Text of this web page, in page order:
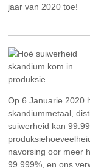
jaar van 2020 toe!
Op 6 Januarie 2020
skandiummetaal,
suiwerheid kan
navorsing oor meer
99.999%, en ons